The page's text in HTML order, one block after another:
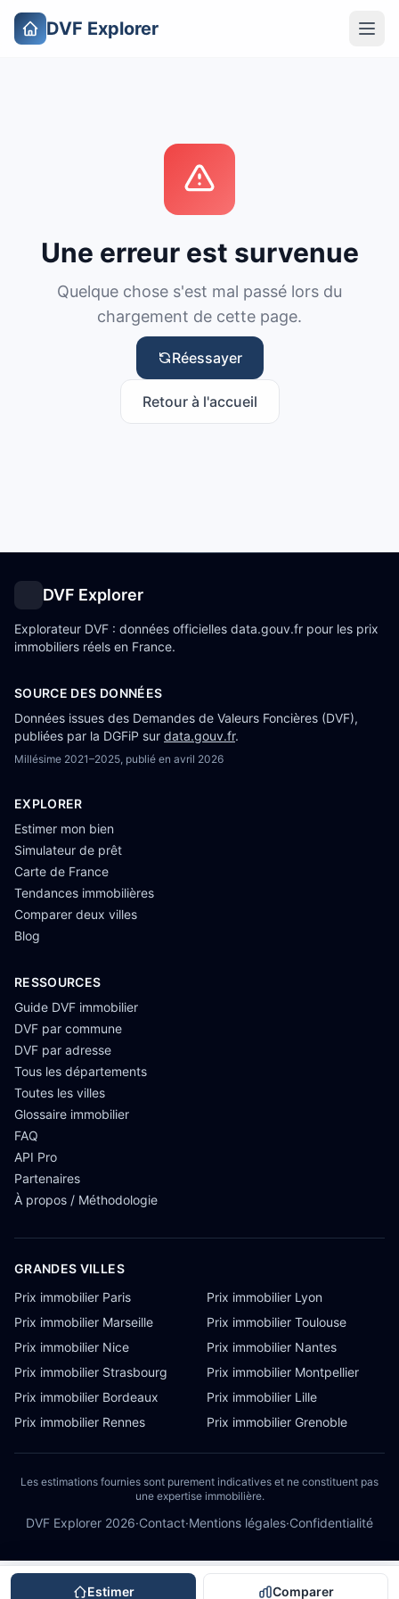
DVF Explorer
Une erreur est survenue
Quelque chose s'est mal passé lors du
chargement de cette page.
Réessayer
Retour à l'accueil
Estimer Comparer
DVF Explorer
Explorateur DVF : données officielles data.gouv.fr pour les prix
immobiliers réels en France.
SOURCE DES DONNÉES
Données issues des Demandes de Valeurs Foncières (DVF),
publiées par la DGFiP sur data.gouv.fr.
Millésime 2021–2025, publié en avril 2026
EXPLORER
Estimer mon bien
Simulateur de prêt
Carte de France
Tendances immobilières
Comparer deux villes
Blog
RESSOURCES
Guide DVF immobilier
DVF par commune
DVF par adresse
Tous les départements
Toutes les villes
Glossaire immobilier
FAQ
API Pro
Partenaires
À propos / Méthodologie
GRANDES VILLES
Prix immobilier Paris
Prix immobilier Lyon
Prix immobilier Marseille
Prix immobilier Toulouse
Prix immobilier Nice
Prix immobilier Nantes
Prix immobilier Strasbourg
Prix immobilier Montpellier
Prix immobilier Bordeaux
Prix immobilier Lille
Prix immobilier Rennes
Prix immobilier Grenoble
Les estimations fournies sont purement indicatives et ne constituent pas
une expertise immobilière.
DVF Explorer 2026·Contact·Mentions légales·Confidentialité